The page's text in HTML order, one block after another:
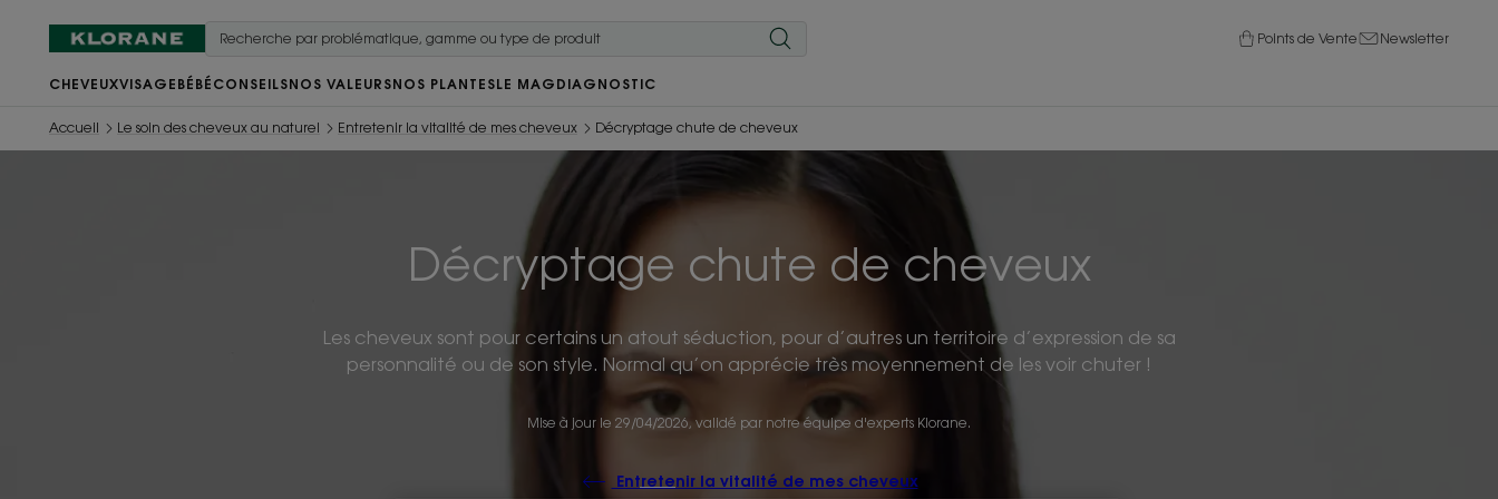
Points de Vente Newsletter
CHEVEUXVISAGE BÉBÉ CONSEILSNOS VALEURSNOS PLANTESLE MAG DIAGNOSTIC
Accueil Le soin des cheveux au naturel Entretenir la vitalité de mes cheveux Décryptage chute de cheveux
Décryptage chute de cheveux
Les cheveux sont pour certains un atout séduction, pour d’autres un territoire d’expression de sa
personnalité ou de son style. Normal qu’on apprécie très moyennement de les voir chuter !
Mise à jour le 29/04/2026, validé par notre équipe d'experts Klorane.
Entretenir la vitalité de mes cheveux